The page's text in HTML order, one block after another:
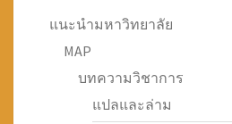
แนะนำมหาวิทยาลัย
MAP
บทความวิชาการ
แปลและล่าม